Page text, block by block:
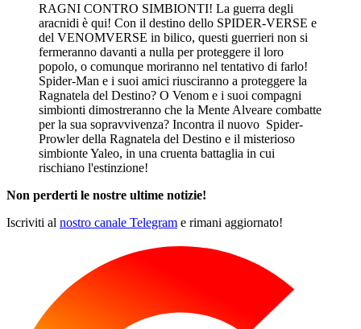
RAGNI CONTRO SIMBIONTI! La guerra degli
aracnidi è qui! Con il destino dello SPIDER-VERSE e
del VENOMVERSE in bilico, questi guerrieri non si
fermeranno davanti a nulla per proteggere il loro
popolo, o comunque moriranno nel tentativo di farlo!
Spider-Man e i suoi amici riusciranno a proteggere la
Ragnatela del Destino? O Venom e i suoi compagni
simbionti dimostreranno che la Mente Alveare combatte
per la sua sopravvivenza? Incontra il nuovo Spider-
Prowler della Ragnatela del Destino e il misterioso
simbionte Yaleo, in una cruenta battaglia in cui
rischiano l'estinzione!
Non perderti le nostre ultime notizie!
Iscriviti al nostro canale Telegram e rimani aggiornato!